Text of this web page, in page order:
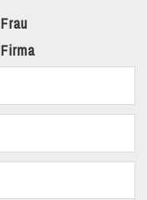
Frau
Firma